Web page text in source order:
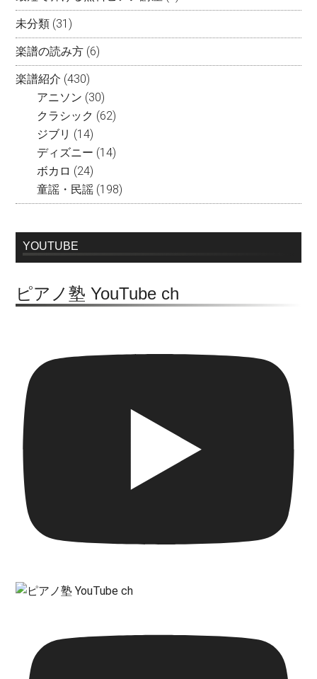
未分類 (31)
楽譜の読み方 (6)
楽譜紹介 (430)
アニソン (30)
クラシック (62)
ジブリ (14)
ディズニー (14)
ボカロ (24)
童謡・民謡 (198)
YOUTUBE
ピアノ塾 YouTube ch